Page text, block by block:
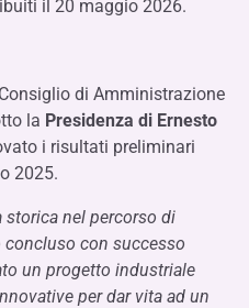
il 20 maggio 2026.
di Amministrazione
la Presidenza di Ernesto
i risultati preliminari
2025.
storica nel percorso di
concluso con successo
un progetto industriale
per dar vita ad un